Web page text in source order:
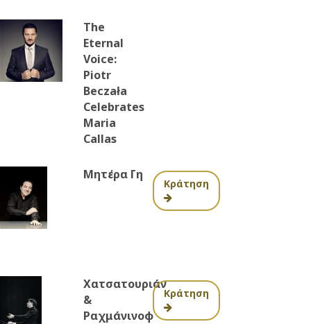
The
Eternal
Voice:
Piotr
Beczała
Celebrates
Maria
Callas
Μητέρα Γη
Κράτηση
Χατσατουριάν
&
Ραχμάνινοφ
Κράτηση